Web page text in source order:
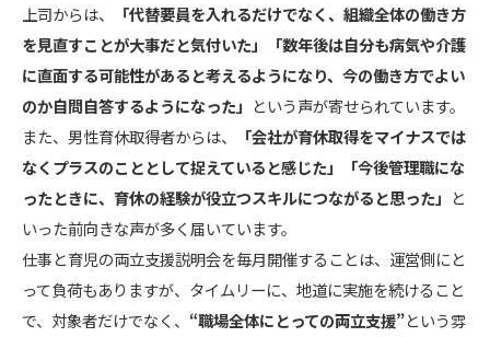
上司からは、
「代替要員を入れるだけでなく、組織全体の働き方
を見直すことが大事だと気付いた」「数年後は自分も病気や介護
に直面する可能性があると考えるようになり、今の働き方でよい
のか自問自答するようになった」 という声が寄せられています。
また、男性育休取得者からは、
「会社が育休取得をマイナスでは
なくプラスのこととして捉えていると感じた」「今後管理職にな
ったときに、育休の経験が役立つスキルにつながると思った」 と
いった前向きな声が多く届いています。
仕事と育児の両立支援説明会を毎月開催することは、運営側にと
って負荷もありますが、タイムリーに、地道に実施を続けること
で、対象者だけでなく、 “職場全体にとっての両立支援”という雰